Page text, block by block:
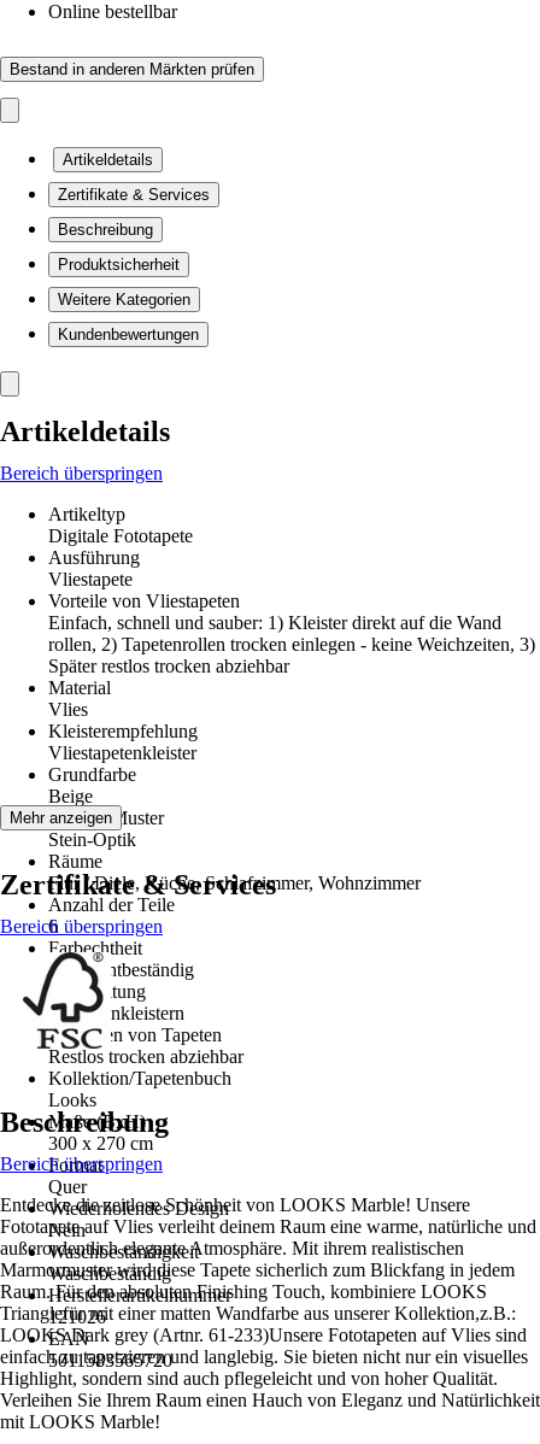
Online bestellbar
Bestand in anderen Märkten prüfen
Artikeldetails
Zertifikate & Services
Beschreibung
Produktsicherheit
Weitere Kategorien
Kundenbewertungen
Artikeldetails
Bereich überspringen
Artikeltyp
Digitale Fototapete
Ausführung
Vliestapete
Vorteile von Vliestapeten
Einfach, schnell und sauber: 1) Kleister direkt auf die Wand
rollen, 2) Tapetenrollen trocken einlegen - keine Weichzeiten, 3)
Später restlos trocken abziehbar
Material
Vlies
Kleisterempfehlung
Vliestapetenkleister
Grundfarbe
Beige
Dekor / Muster
Stein-Optik
Räume
Flur / Diele, Küche, Schlafzimmer, Wohnzimmer
Anzahl der Teile
6
Farbechtheit
Gut Lichtbeständig
Verarbeitung
Wand einkleistern
Entfernen von Tapeten
Restlos trocken abziehbar
Kollektion/Tapetenbuch
Looks
Maße (BxH)
300 x 270 cm
Format
Quer
Wiederholendes Design
Nein
Waschbeständigkeit
Waschbeständig
Herstellerartikelnummer
121026
EAN
5011583565720
Mehr anzeigen
Zertifikate & Services
Bereich überspringen
Beschreibung
Bereich überspringen
Entdecke die zeitlose Schönheit von LOOKS Marble! Unsere
Fototapete auf Vlies verleiht deinem Raum eine warme, natürliche und
außerordentlich elegante Atmosphäre. Mit ihrem realistischen
Marmormuster wird diese Tapete sicherlich zum Blickfang in jedem
Raum. Für den absoluten Finishing Touch, kombiniere LOOKS
Trianglefür mit einer matten Wandfarbe aus unserer Kollektion,z.B.:
LOOKS Dark grey (Artnr. 61-233)Unsere Fototapeten auf Vlies sind
einfach zu tapetzieren und langlebig. Sie bieten nicht nur ein visuelles
Highlight, sondern sind auch pflegeleicht und von hoher Qualität.
Verleihen Sie Ihrem Raum einen Hauch von Eleganz und Natürlichkeit
mit LOOKS Marble!